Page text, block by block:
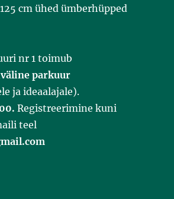
cm ühed ümberhüpped
nr 1 toimub
parkuur
ja ideaalajale).
Registreerimine kuni
teel